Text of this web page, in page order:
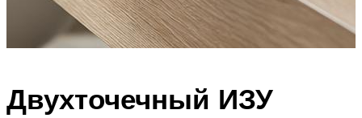
Двухточечный ИЗУ